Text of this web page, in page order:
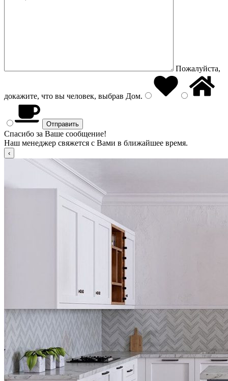
Пожалуйста,
докажите, что вы человек, выбрав Дом.
Спасибо за Ваше сообщение!
Наш менеджер свяжется с Вами в ближайшее время.